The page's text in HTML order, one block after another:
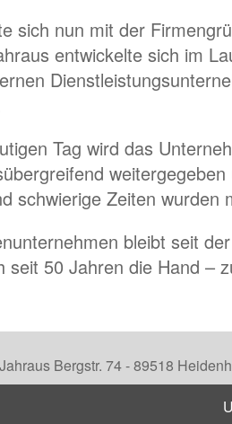
sich nun mit der
entwickelte sich im
Tag wird das
schwierige Zeiten
bleibt seit
seit 50 Jahren die Hand –
Bergstr. 74 - 89518